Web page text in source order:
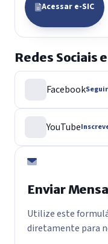
Acessar e-SIC
Redes Sociais
FacebookSeguir
YouTube
Enviar
Utilize este
diretamente para